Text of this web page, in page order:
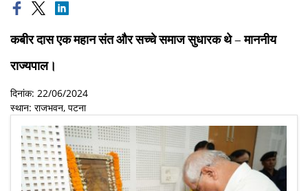
कबीर दास एक महान संत और सच्चे समाज सुधारक थे – माननीय
राज्यपाल।
दिनांक: 22/06/2024
स्थान: राजभवन, पटना